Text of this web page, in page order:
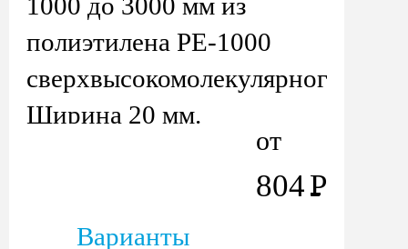
полиэтилена PE-1000
сверхвысокомолекулярного
Ширина 20 мм.
от
804Р
Варианты